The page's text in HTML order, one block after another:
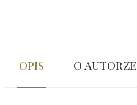
OPIS O AUTORZE